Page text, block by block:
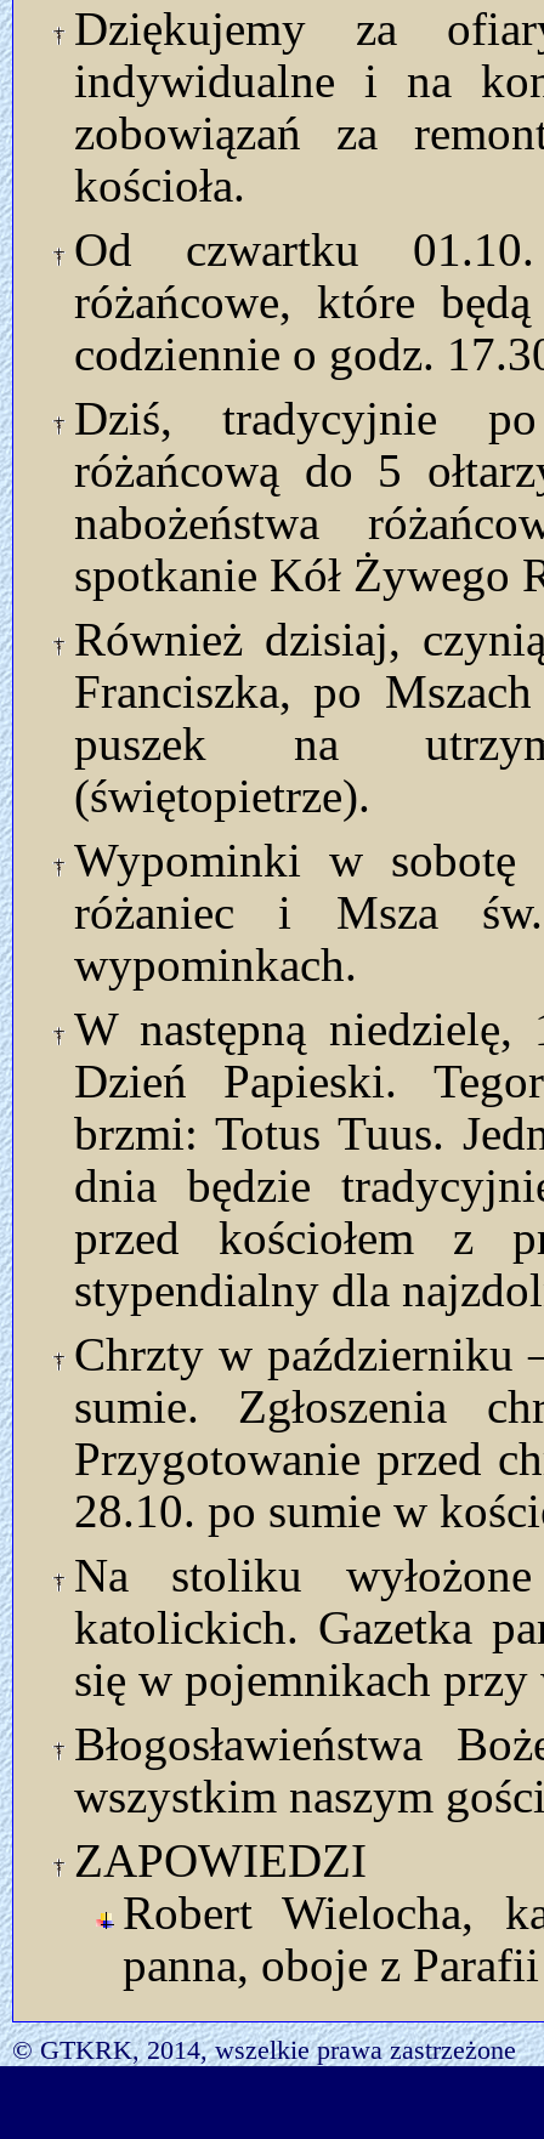
Dziękujemy za
indywidualne i na
zobowiązań za
kościoła.
Od czwartku
różańcowe, które
codziennie o godz.
Dziś, tradycyjnie
różańcową do 5
nabożeństwa
spotkanie Kół Żywego
Również dzisiaj,
Franciszka, po
puszek na
(świętopietrze).
Wypominki w
różaniec i Msza
wypominkach.
W następną
Dzień Papieski.
brzmi: Totus Tuus.
dnia będzie
przed kościołem z
stypendialny dla
Chrzty w październiku
sumie. Zgłoszenia
Przygotowanie przed
28.10. po sumie w
Na stoliku
katolickich. Gazetka
się w pojemnikach przy
Błogosławieństwa
wszystkim naszym
ZAPOWIEDZI
Robert Wielocha,
panna, oboje z
© GTKRK, 2014, wszelkie prawa zastrzeżone